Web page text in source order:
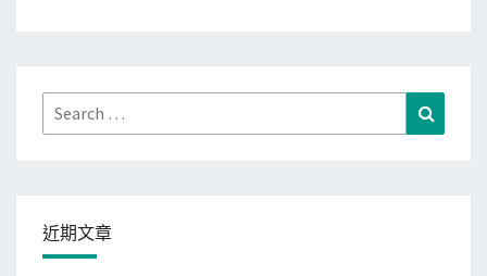
Search
for:
近期文章